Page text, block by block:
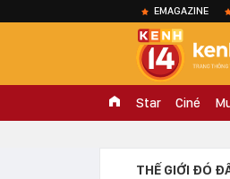
EMAGAZINE
Star Ciné
THẾ GIỚI ĐÓ